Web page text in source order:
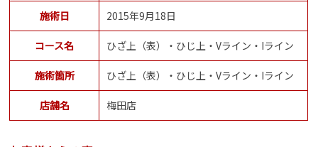
施術日 2015年9月18日
コース名 ひざ上（表）・ひじ上・Vライン・Iライン
施術箇所 ひざ上（表）・ひじ上・Vライン・Iライン
店舗名 梅田店